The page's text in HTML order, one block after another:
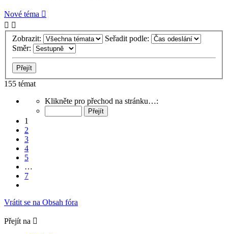
Nové téma
Zobrazit:
Seřadit podle:
Směr:
155 témat
Stránka
z
7
Klikněte pro přechod na stránku…:
1
2
3
4
5
…
7
Vrátit se na Obsah fóra
Přejít na